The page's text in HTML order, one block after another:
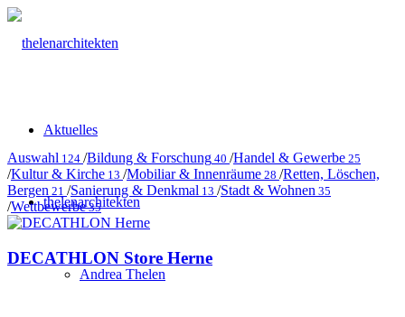
Aktuelles
thelenarchitekten
Andrea Thelen
Auswahl 124 /Bildung & Forschung 40 /Handel & Gewerbe 25
/Kultur & Kirche 13 /Mobiliar & Innenräume 28 /Retten, Löschen,
Bergen 21 /Sanierung & Denkmal 13 /Stadt & Wohnen 35
/Wettbewerbe35
DECATHLON Store Herne